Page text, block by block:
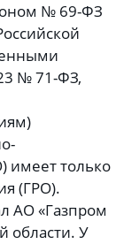
№ 69-ФЗ
№ 71-ФЗ,
имеет только
(ГРО).
АО «Газпром
области. У